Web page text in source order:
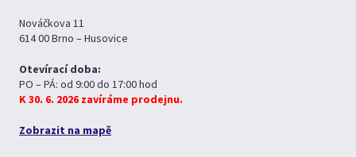
Nováčkova 11
614 00 Brno – Husovice
Otevírací doba:
PO – PÁ: od 9:00 do 17:00 hod
K 30. 6. 2026 zavíráme prodejnu.
Zobrazit na mapě